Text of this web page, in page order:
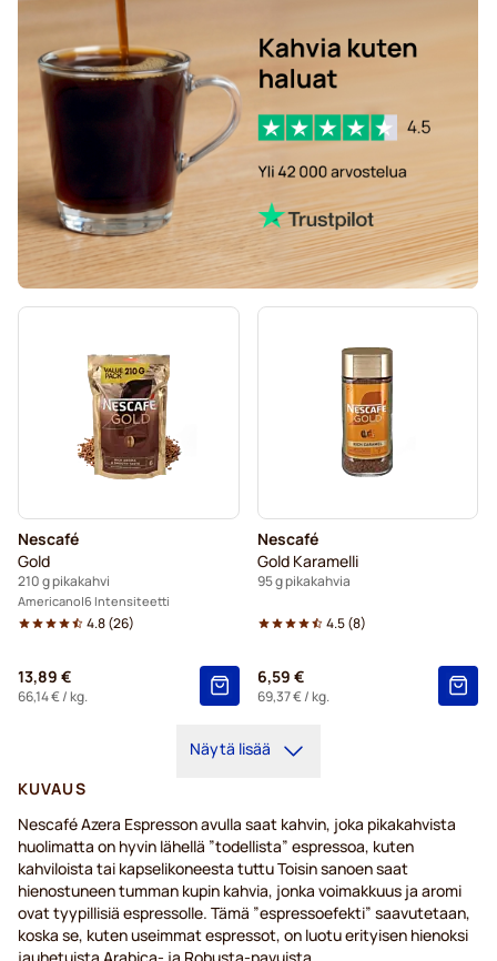
Nescafé
Gold
210 g pikakahvi
Americano 6 Intensiteetti
4.8(26)
13,89 €
66,14 €/ kg.
Nescafé
Gold Karamelli
95 g pikakahvia
4.5(8)
6,59 €
69,37 €/ kg.
Näytä lisää
KUVAUS
Nescafé Azera Espresson avulla saat kahvin, joka pikakahvista
huolimatta on hyvin lähellä ”todellista” espressoa, kuten
kahviloista tai kapselikoneesta tuttu Toisin sanoen saat
hienostuneen tumman kupin kahvia, jonka voimakkuus ja aromi
ovat tyypillisiä espressolle. Tämä ”espressoefekti” saavutetaan,
koska se, kuten useimmat espressot, on luotu erityisen hienoksi